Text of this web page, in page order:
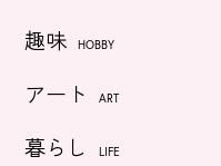
趣味 HOBBY
アート ART
暮らし LIFE